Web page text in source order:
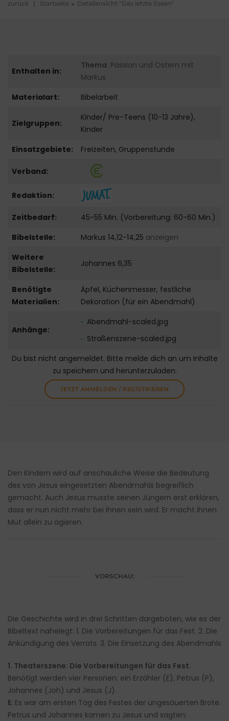
zurück | Startseite Detailansicht "Das letzte Essen"
Enthalten in:
Thema: Passion und Ostern mit
Markus
Materialart:
Bibelarbeit
Zielgruppen:
Kinder/ Pre-Teens (10-13 Jahre),
Kinder
Einsatzgebiete:
Freizeiten, Gruppenstunde
Verband:
Redaktion:
Zeitbedarf:
45-55 Min. (Vorbereitung: 60-60 Min.)
Bibelstelle:
Markus 14,12-14,25 anzeigen
Weitere
Bibelstelle:
Johannes 6,35
Benötigte
Materialien:
Äpfel, Küchenmesser, festliche
Dekoration (für ein Abendmahl)
Anhänge:
Abendmahl-scaled.jpg
Straßenszene-scaled.jpg
Du bist nicht angemeldet. Bitte melde dich an um Inhalte
zu speichern und herunterzuladen.
JETZT ANMELDEN / REGISTRIEREN
Den Kindern wird auf anschauliche Weise die Bedeutung
des von Jesus eingesetzten Abendmahls begreiflich
gemacht. Auch Jesus musste seinen Jüngern erst erklären,
dass er nun nicht mehr bei ihnen sein wird. Er macht ihnen
Mut allein zu agieren.
VORSCHAU:
Die Geschichte wird in drei Schritten dargeboten, wie es der
Bibeltext nahelegt: 1. Die Vorbereitungen für das Fest. 2. Die
Ankündigung des Verrats. 3. Die Einsetzung des Abendmahls
1. Theaterszene: Die Vorbereitungen für das Fest.
Benötigt werden vier Personen: ein Erzähler (E), Petrus (P),
Johannes (Joh) und Jesus (J).
E: Es war am ersten Tag des Festes der ungesäuerten Brote.
Petrus und Johannes kamen zu Jesus und sagten: